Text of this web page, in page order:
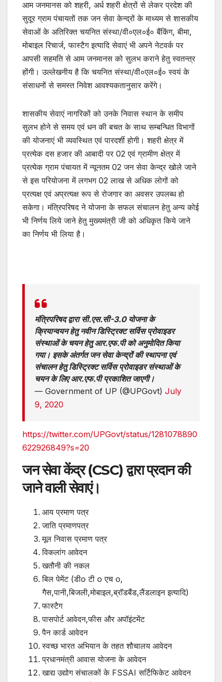
आम जनमानस को शहरी, अर्ध शहरी क्षेत्रों से लेकर प्रदेश की
सुदूर ग्राम पंचायतों तक जन सेवा केन्द्रों के माध्यम से शासकीय
सेवाओं के अतिरिक्त चयनित संस्था/वी०एल०ई० बैंकिंग, बीमा,
मोबाइल रिचार्ज, फास्टैग इत्यादि सेवाएं भी अपने नेटवर्क पर
आपसी सहमति से आम जनमानस को सुलभ कराने हेतु स्वतन्त्र
होंगी। उल्लेखनीय है कि चयनित संस्था/वी०एल०ई० स्वयं के
संसाधनों से समस्त निवेश आवश्यकतानुसार करेंगे।
शासकीय सेवाएं नागरिकों को उनके निवास स्थान के समीप
सुलभ होने से समय एवं धन की बचत के साथ सम्बन्धित विभागों
की योजनाएं भी व्यवस्थित एवं पारदर्शी होगी। शहरी क्षेत्र में
प्रत्येक दस हजार की आबादी पर 02 एवं ग्रामीण क्षेत्र में
प्रत्येक ग्राम पंचायत में न्यूनतम 02 जन सेवा केन्द्र खोले जाने
से इस परियोजना में लगभग 02 लाख से अधिक लोगों को
प्रत्यक्ष एवं अप्रत्यक्ष रूप से रोजगार का अवसर उपलब्ध हो
सकेगा। मंत्रिपरिषद ने योजना के सफल संचालन हेतु अन्य कोई
भी निर्णय लिये जाने हेतु मुख्यमंत्री जी को अधिकृत किये जाने
का निर्णय भी लिया है।
मंत्रिपरिषद द्वारा सी.एस.सी-3.0 योजना के
क्रियान्वयन हेतु नवीन डिस्ट्रिक्ट सर्विस प्रोवाइडर
संस्थाओं के चयन हेतु आर.एफ.पी को अनुमोदित किया
गया। इसके अंतर्गत जन सेवा केन्द्रों की स्थापना एवं
संचालन हेतु डिस्ट्रिक्ट सर्विस प्रोवाइडर संस्थाओं के
चयन के लिए आर.एफ.पी प्रकाशित जाएगी।
— Government of UP (@UPGovt) July
9, 2020
https://twitter.com/UPGovt/status/1281078890
622926849?s=20
जन सेवा केंद्र (CSC) द्वारा प्रदान की
जाने वाली सेवाएं।
आय प्रमाण पत्र
जाति प्रमाणपत्र
मूल निवास प्रमाण पत्र
विकलांग आवेदन
खतौनी की नकल
बिल पेमेंट (डीo टी o एच o,
गैस,पानी,बिजली,मोबाइल,ब्रॉडबैंड,लैंडलाइन इत्यादि)
फास्टैग
पासपोर्ट आवेदन,फीस और अपॉइंटमेंट
पैन कार्ड आवेदन
स्वच्छ भारत अभियान के तहत शौचालय आवेदन
प्रधानमंत्री आवास योजना के आवेदन
खाद्य उद्योग संचालकों के FSSAI सर्टिफिकेट आवेदन